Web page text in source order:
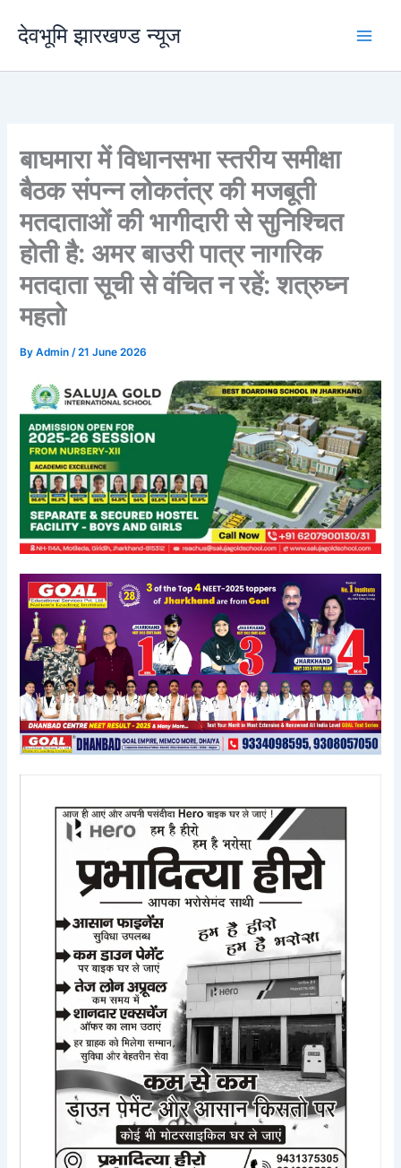
content
देवभूमि झारखण्ड न्यूज
बाघमारा में विधानसभा स्तरीय समीक्षा
बैठक संपन्न लोकतंत्र की मजबूती
मतदाताओं की भागीदारी से सुनिश्चित
होती है: अमर बाउरी पात्र नागरिक
मतदाता सूची से वंचित न रहें: शत्रुघ्न
महतो
ByAdmin/21 June 2026